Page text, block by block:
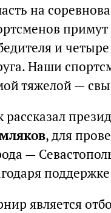
на
примут
и
Наши
тяжелой —
рассказал
, для
—
является